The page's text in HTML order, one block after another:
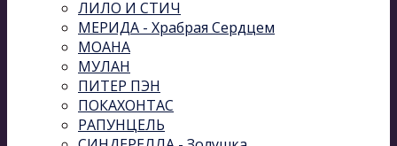
ЛИЛО И СТИЧ
МЕРИДА - Храбрая Сердцем
МОАНА
МУЛАН
ПИТЕР ПЭН
ПОКАХОНТАС
РАПУНЦЕЛЬ